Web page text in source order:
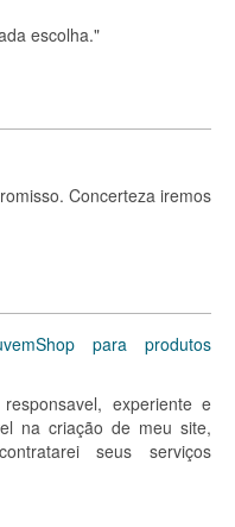
escolha."
Concerteza iremos
para produtos
experiente e
na criação de meu site,
seus serviços